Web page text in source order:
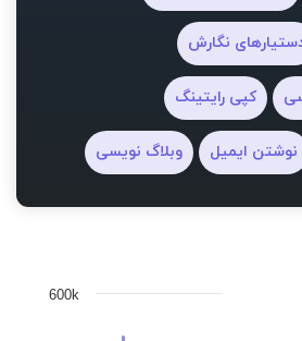
نگارش
کپی رایتینگ
نوشتن ایمیل وبلاگ نویسی
600k